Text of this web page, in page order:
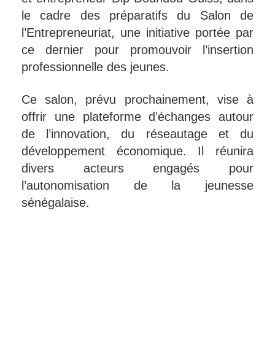
le cadre des préparatifs du Salon de
l’Entrepreneuriat, une initiative portée par
ce dernier pour promouvoir l’insertion
professionnelle des jeunes.
Ce salon, prévu prochainement, vise à
offrir une plateforme d’échanges autour
de l’innovation, du réseautage et du
développement économique. Il réunira
divers acteurs engagés pour
l’autonomisation de la jeunesse
sénégalaise.